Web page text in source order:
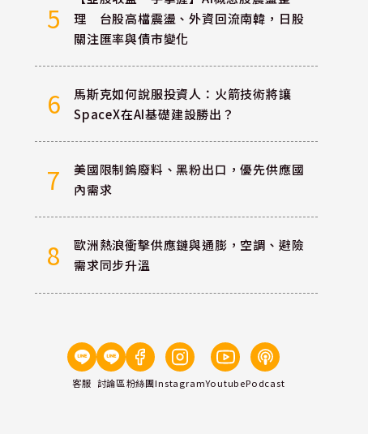
5
理 台股高檔震盪、外資回流南韓，日股
關注匯率與債市變化
6
馬斯克如何說服投資人：火箭技術將讓
SpaceX在AI基礎建設勝出？
7
美國限制鎢廢料、黑粉出口，優先供應國
內需求
8
歐洲熱浪衝擊供應鏈與通膨，空調、避險
需求同步升溫
客服 討論區粉絲團InstagramYoutubePodcast